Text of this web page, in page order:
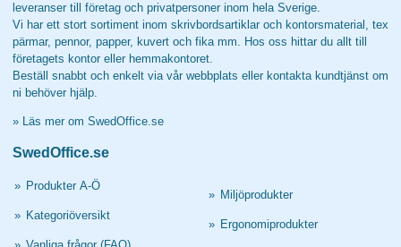
leveranser till företag och privatpersoner inom hela Sverige.
Vi har ett stort sortiment inom skrivbordsartiklar och kontorsmaterial, tex
pärmar, pennor, papper, kuvert och fika mm. Hos oss hittar du allt till
företagets kontor eller hemmakontoret.
Beställ snabbt och enkelt via vår webbplats eller kontakta kundtjänst om
ni behöver hjälp.
» Läs mer om SwedOffice.se
SwedOffice.se
» Produkter A-Ö
» Kategoriöversikt
» Miljöprodukter
» Ergonomiprodukter